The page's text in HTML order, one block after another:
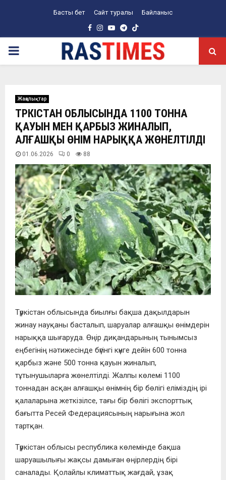
Басты бет Сайт туралы Байланыс
Facebook
Instagram
YoutubeTelegram
PRIMARY
Жаңалықтар
ТҮРКІСТАН ОБЛЫСЫНДА 1100 ТОННА
ҚАУЫН МЕН ҚАРБЫЗ ЖИНАЛЫП,
АЛҒАШҚЫ ӨНІМ НАРЫҚҚА ЖӨНЕЛТІЛДІ
01.06.2026 0 88
Түркістан облысында биылғы бақша дақылдарын
жинау науқаны басталып, шаруалар алғашқы өнімдерін
нарыққа шығаруда. Өңір диқандарының тынымсыз
еңбегінің нәтижесінде бүгінгі күнге дейін 600 тонна
қарбыз және 500 тонна қауын жиналып,
тұтынушыларға жөнелтілді. Жалпы көлемі 1100
тоннадан асқан алғашқы өнімнің бір бөлігі еліміздің ірі
қалаларына жеткізілсе, тағы бір бөлігі экспорттық
бағытта Ресей Федерациясының нарығына жол
тартқан.
Түркістан облысы республика көлемінде бақша
шаруашылығы жақсы дамыған өңірлердің бірі
саналады. Қолайлы климаттық жағдай, ұзақ